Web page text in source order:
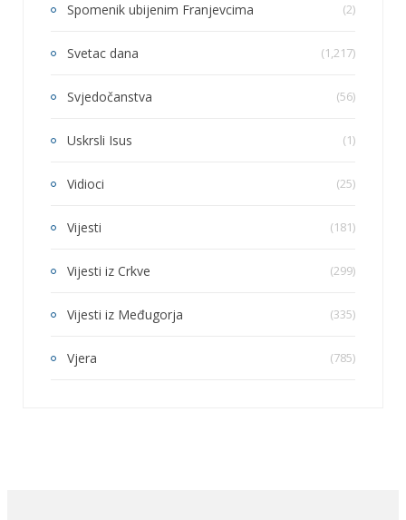
Spomenik ubijenim Franjevcima (2)
Svetac dana (1,217)
Svjedočanstva (56)
Uskrsli Isus (1)
Vidioci (25)
Vijesti (181)
Vijesti iz Crkve (299)
Vijesti iz Međugorja (335)
Vjera (785)